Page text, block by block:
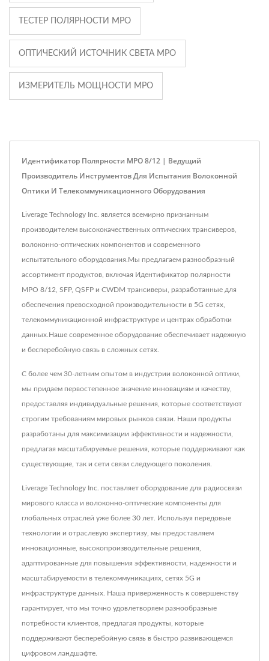
ТЕСТЕР ПОЛЯРНОСТИ MPO
ОПТИЧЕСКИЙ ИСТОЧНИК СВЕТА MPO
ИЗМЕРИТЕЛЬ МОЩНОСТИ MPO
Идентификатор Полярности MPO 8/12 | Ведущий
Производитель Инструментов Для Испытания Волоконной
Оптики И Телекоммуникационного Оборудования
Liverage Technology Inc. является всемирно признанным
производителем высококачественных оптических трансиверов,
волоконно-оптических компонентов и современного
испытательного оборудования.Мы предлагаем разнообразный
ассортимент продуктов, включая Идентификатор полярности
MPO 8/12, SFP, QSFP и CWDM трансиверы, разработанные для
обеспечения превосходной производительности в 5G сетях,
телекоммуникационной инфраструктуре и центрах обработки
данных.Наше современное оборудование обеспечивает надежную
и бесперебойную связь в сложных сетях.
С более чем 30-летним опытом в индустрии волоконной оптики,
мы придаем первостепенное значение инновациям и качеству,
предоставляя индивидуальные решения, которые соответствуют
строгим требованиям мировых рынков связи. Наши продукты
разработаны для максимизации эффективности и надежности,
предлагая масштабируемые решения, которые поддерживают как
существующие, так и сети связи следующего поколения.
Liverage Technology Inc. поставляет оборудование для радиосвязи
мирового класса и волоконно-оптические компоненты для
глобальных отраслей уже более 30 лет. Используя передовые
технологии и отраслевую экспертизу, мы предоставляем
инновационные, высокопроизводительные решения,
адаптированные для повышения эффективности, надежности и
масштабируемости в телекоммуникациях, сетях 5G и
инфраструктуре данных. Наша приверженность к совершенству
гарантирует, что мы точно удовлетворяем разнообразные
потребности клиентов, предлагая продукты, которые
поддерживают бесперебойную связь в быстро развивающемся
цифровом ландшафте.